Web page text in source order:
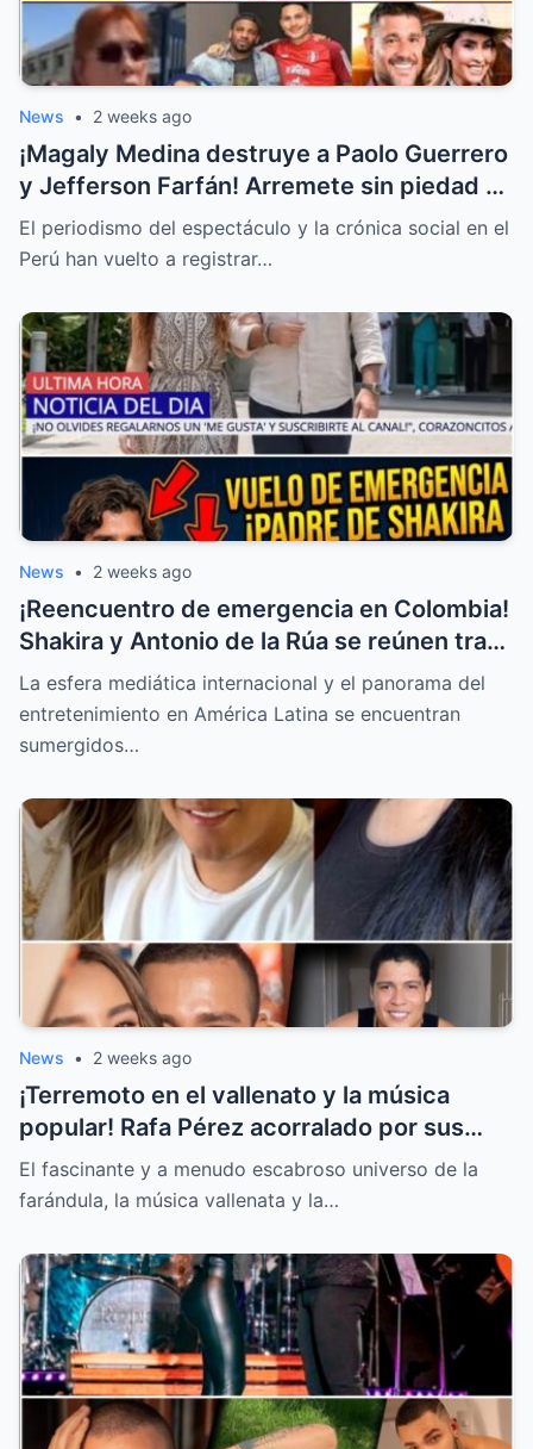
News • 2 weeks ago
¡Magaly Medina destruye a Paolo Guerrero
y Jefferson Farfán! Arremete sin piedad y
llama “descerebrados” a Peluchín y a La
Granja VIP
El periodismo del espectáculo y la crónica social en el
Perú han vuelto a registrar…
News • 2 weeks ago
¡Reencuentro de emergencia en Colombia!
Shakira y Antonio de la Rúa se reúnen tras
la delicada salud de William Mebarak
La esfera mediática internacional y el panorama del
entretenimiento en América Latina se encuentran
sumergidos…
News • 2 weeks ago
¡Terremoto en el vallenato y la música
popular! Rafa Pérez acorralado por sus
hijos y la llamada secreta sobre la boda de
Jessi Uribe
El fascinante y a menudo escabroso universo de la
farándula, la música vallenata y la…